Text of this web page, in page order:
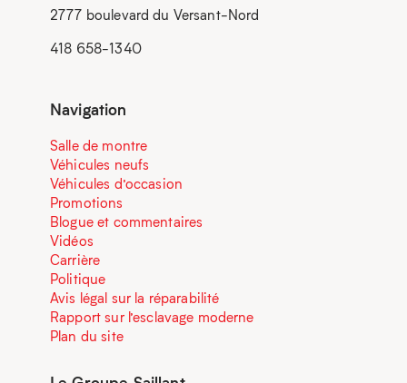
2777 boulevard du Versant-Nord
418 658-1340
Navigation
Salle de montre
Véhicules neufs
Véhicules d’occasion
Promotions
Blogue et commentaires
Vidéos
Carrière
Politique
Avis légal sur la réparabilité
Rapport sur l’esclavage moderne
Plan du site